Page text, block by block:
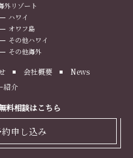
外リゾート
ハワイ
オワフ島
その他ハワイ
その他海外
会社概要
News
紹介
料相談はこちら
申し込み